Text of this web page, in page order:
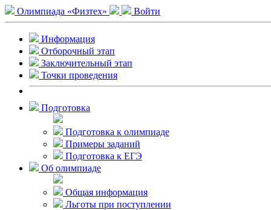
Олимпиада «Физтех» Войти
Информация
Отборочный этап
Заключительный этап
Точки проведения
Подготовка
Подготовка к олимпиаде
Примеры заданий
Подготовка к ЕГЭ
Об олимпиаде
Общая информация
Льготы при поступлении